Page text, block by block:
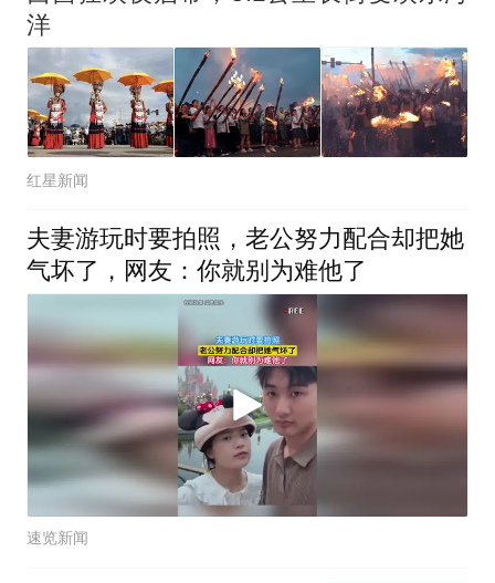
洋
红星新闻
夫妻游玩时要拍照，老公努力配合却把她
气坏了，网友：你就别为难他了
速览新闻